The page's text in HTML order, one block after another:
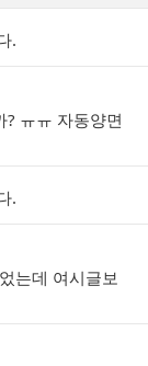
.
ㅠㅠ 자동양면
.
는데 여시글보